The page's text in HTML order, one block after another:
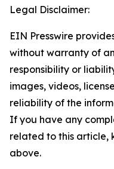
Legal Disclaimer:
EIN Presswire
without warranty of
responsibility or
images, videos,
reliability of the
If you have any
related to this article,
above.